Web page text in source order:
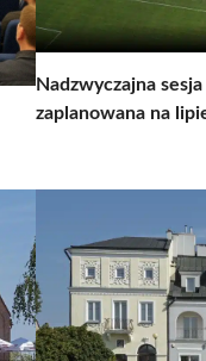
Nadzwyczajna
zaplanowana na